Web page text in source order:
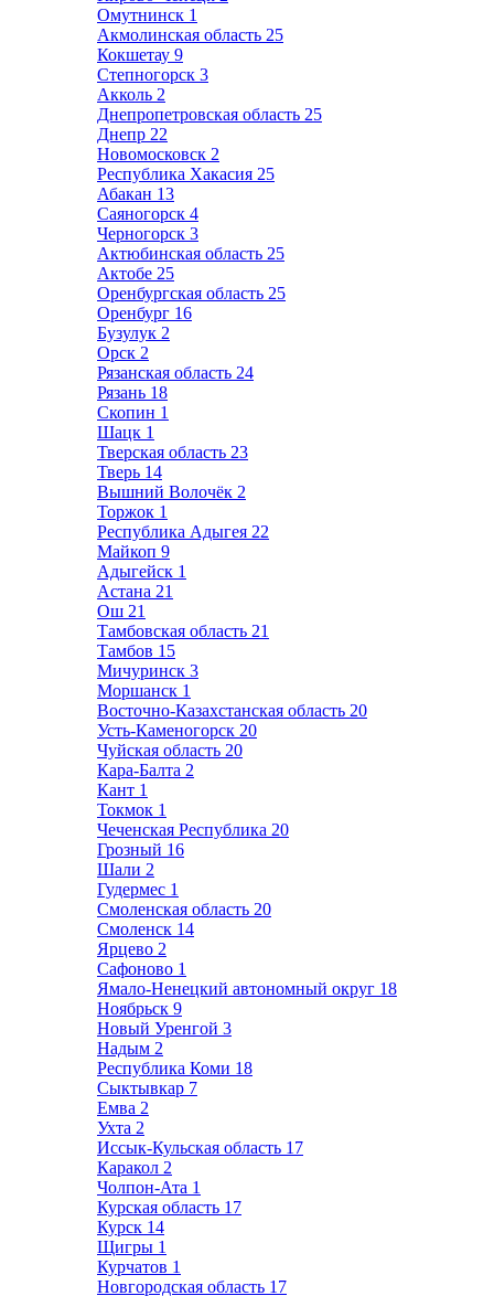
Омутнинск 1
Акмолинская область 25
Кокшетау 9
Степногорск 3
Акколь 2
Днепропетровская область 25
Днепр 22
Новомосковск 2
Республика Хакасия 25
Абакан 13
Саяногорск 4
Черногорск 3
Актюбинская область 25
Актобе 25
Оренбургская область 25
Оренбург 16
Бузулук 2
Орск 2
Рязанская область 24
Рязань 18
Скопин 1
Шацк 1
Тверская область 23
Тверь 14
Вышний Волочёк 2
Торжок 1
Республика Адыгея 22
Майкоп 9
Адыгейск 1
Астана 21
Ош 21
Тамбовская область 21
Тамбов 15
Мичуринск 3
Моршанск 1
Восточно-Казахстанская область 20
Усть-Каменогорск 20
Чуйская область 20
Кара-Балта 2
Кант 1
Токмок 1
Чеченская Республика 20
Грозный 16
Шали 2
Гудермес 1
Смоленская область 20
Смоленск 14
Ярцево 2
Сафоново 1
Ямало-Ненецкий автономный округ 18
Ноябрьск 9
Новый Уренгой 3
Надым 2
Республика Коми 18
Сыктывкар 7
Емва 2
Ухта 2
Иссык-Кульская область 17
Каракол 2
Чолпон-Ата 1
Курская область 17
Курск 14
Щигры 1
Курчатов 1
Новгородская область 17